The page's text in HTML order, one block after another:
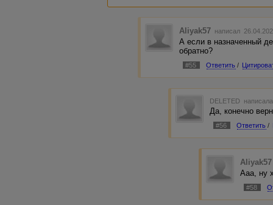
Aliyak57 написал
А если в назначенный
обратно?
#55 Ответить /
DELETED
Да, конечно
#56 Ответить /
Aliyak57
Ааа, ну
#58